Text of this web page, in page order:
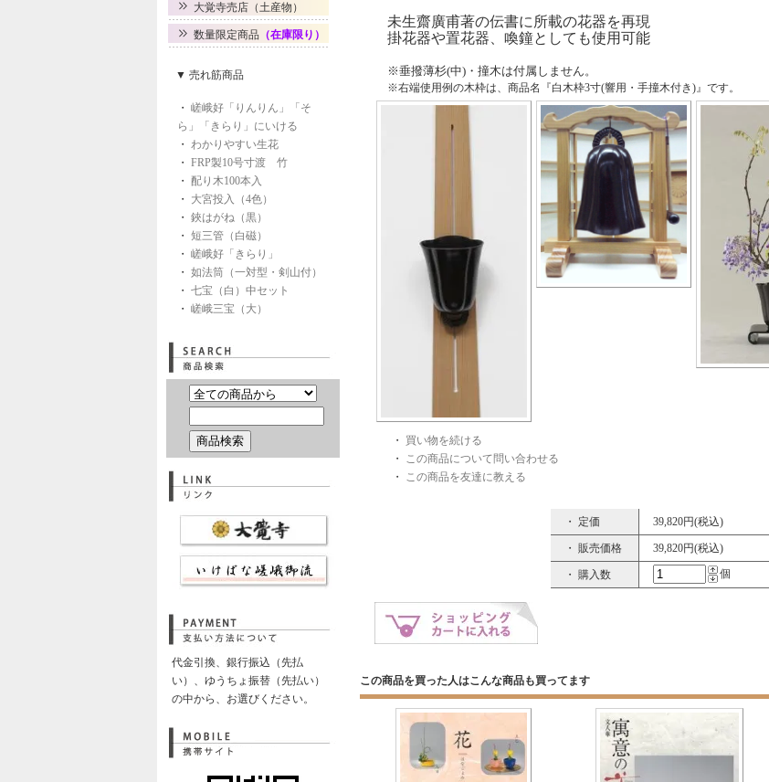
大覚寺売店（土産物）
数量限定商品 （在庫限り）
▼ 売れ筋商品
・ 嵯峨好「りんりん」「そ
ら」「きらり」にいける
・ わかりやすい生花
・ FRP製10号寸渡 竹
・ 配り木100本入
・ 大宮投入（4色）
・ 鋏はがね（黒）
・ 短三管（白磁）
・ 嵯峨好「きらり」
・ 如法筒（一対型・剣山付）
・ 七宝（白）中セット
・ 嵯峨三宝（大）
代金引換、銀行振込（先払
い）、ゆうちょ振替（先払い）
の中から、お選びください。
未生齋廣甫著の伝書に所載の花器を再現
掛花器や置花器、喚鐘としても使用可能
※垂撥薄杉(中)・撞木は付属しません。
※右端使用例の木枠は、商品名『白木枠3寸(響用・手撞木付き)』です。
・ 買い物を続ける
・ この商品について問い合わせる
・ この商品を友達に教える
・ 定価 39,820円(税込)
・ 販売価格 39,820円(税込)
・ 購入数 個
この商品を買った人はこんな商品も買ってます